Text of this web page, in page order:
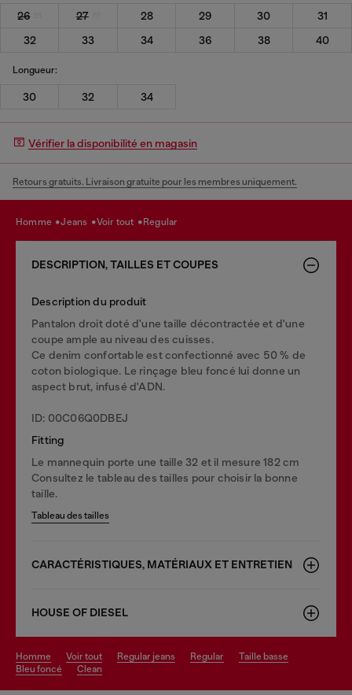
26 27 28 29 30
31
32
33 34 36 38 40
Longueur:
30 32 34
Vérifier la disponibilité en magasin
Retours gratuits. Livraison gratuite pour les membres uniquement.
homme jeans voir tout regular
DESCRIPTION, TAILLES ET COUPES
Description du produit
Pantalon droit doté d'une taille décontractée et d'une
coupe ample au niveau des cuisses.
Ce denim confortable est confectionné avec 50 % de
coton biologique. Le rinçage bleu foncé lui donne un
aspect brut, infusé d'ADN.
ID: 00C06Q0DBEJ
Fitting
Le mannequin porte une taille 32 et il mesure 182 cm
Consultez le tableau des tailles pour choisir la bonne
taille.
Tableau des tailles
CARACTÉRISTIQUES, MATÉRIAUX ET ENTRETIEN
HOUSE OF DIESEL
homme voir tout regular jeans regular
taille basse
bleu foncé
clean